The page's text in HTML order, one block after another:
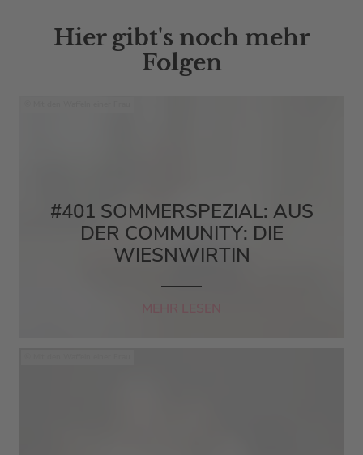
Hier gibt's noch mehr
Folgen
#401 SOMMERSPEZIAL: AUS
DER COMMUNITY: DIE
WIESNWIRTIN
MEHR LESEN